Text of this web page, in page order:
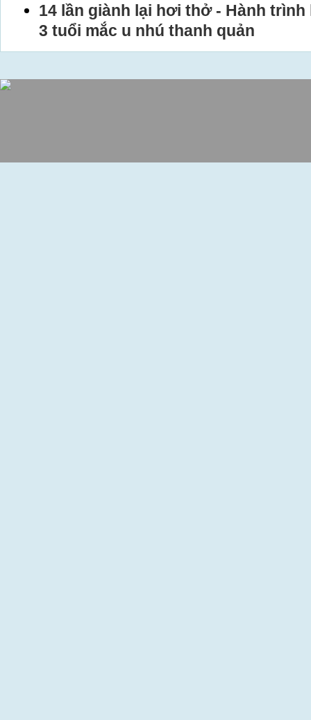
14 lần giành lại hơi thở - Hành
3 tuổi mắc u nhú thanh quản